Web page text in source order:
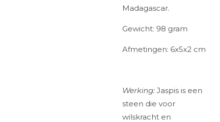
Madagascar.
Gewicht: 98 gram
Afmetingen: 6x5x2 cm
Werking: Jaspis is een
steen die voor
wilskracht en